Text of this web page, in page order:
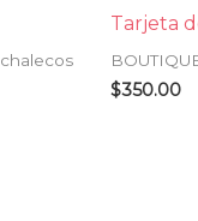
Tarjeta
$350.00